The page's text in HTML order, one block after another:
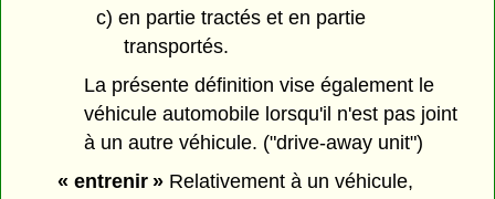
c) en partie tractés et en partie
transportés.
La présente définition vise également le
véhicule automobile lorsqu'il n'est pas joint
à un autre véhicule. ("drive-away unit")
« entrenir »Relativement à un véhicule,